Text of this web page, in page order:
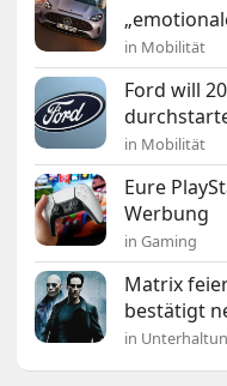
in Mobilität
Ford will
in Mobilität
Eure
Werbung
in Gaming
Matrix
bestätigt
in